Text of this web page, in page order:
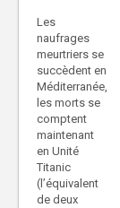
Les
naufrages
meurtriers se
succèdent en
Méditerranée,
les morts se
comptent
maintenant
en Unité
Titanic
(l’équivalent
de deux